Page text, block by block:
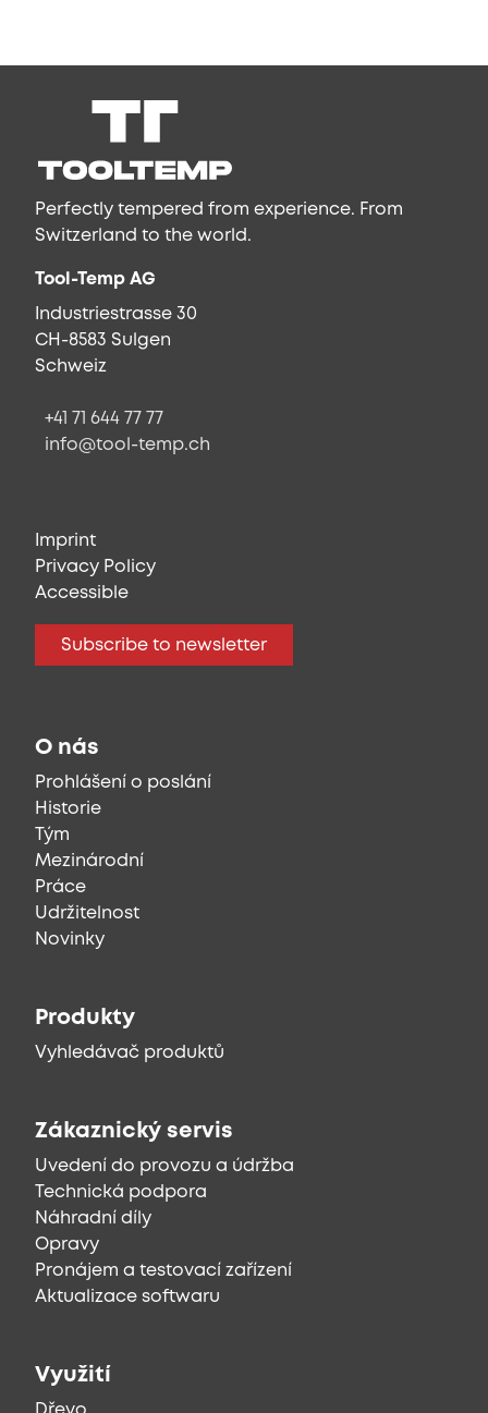
Perfectly tempered from experience. From
Switzerland to the world.
Tool-Temp AG
Industriestrasse 30
CH-8583 Sulgen
Schweiz
+41 71 644 77 77
info@tool-temp.ch
Imprint
Privacy Policy
Accessible
Subscribe to newsletter
O nás
Prohlášení o poslání
Historie
Tým
Mezinárodní
Práce
Udržitelnost
Novinky
Produkty
Vyhledávač produktů
Zákaznický servis
Uvedení do provozu a údržba
Technická podpora
Náhradní díly
Opravy
Pronájem a testovací zařízení
Aktualizace softwaru
Využití